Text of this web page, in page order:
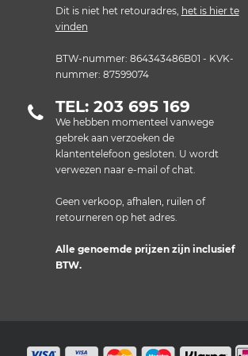
Dit is niet het retouradres, het is hier te
vinden
BTW-nummer: 864343486B01 - KVK-
nummer: 87599074
TEL: 203 695 169
We hebben momenteel vanwege
gebrek aan verzoeken de
klantentelefoon gesloten. U wordt
verwezen naar e-mail of chat.
Geen verkoop, afhalen, ruilen of
retourneren op het adres.
Alle genoemde prijzen zijn inclusief
BTW.